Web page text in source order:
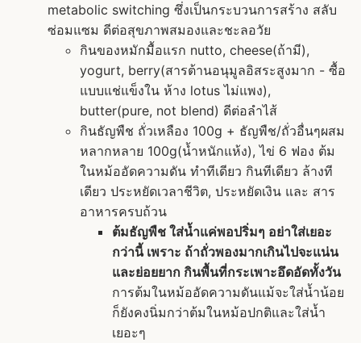
metabolic switching ซึ่งเป็นกระบวนการสร้าง สลับ
ซ่อมแซม ดีต่อสุขภาพสมองและชะลอวัย
กินของหมักมื้อแรก nutto, cheese(ถ้ามี),
yogurt, berry(สารต้านอนุมูลอิสระสูงมาก - ซื้อ
แบบแช่แข็งใน ห้าง lotus ไม่แพง),
butter(pure, not blend) ดีต่อลำไส้
กินธัญพืช ถั่วเหลือง 100g + ธัญพืช/ถั่วอื่นๆผสม
หลากหลาย 100g(น้ำหนักแห้ง), ไข่ 6 ฟอง ต้ม
ในหม้ออัดความดัน ทำทีเดียว กินทีเดียว ล้างที
เดียว ประหยัดเวลาชีวิต, ประหยัดเงิน และ สาร
อาหารครบถ้วน
ต้มธัญพืช ใส่น้ำแค่พอปริ่มๆ อย่าใส่เยอะ
กว่านี้ เพราะ ถ้าถั่วพองมากเกินไปจะแน่น
และย่อยยาก กินพื้นที่กระเพาะอึดอัดทั้งวัน
การต้มในหม้ออัดความดันแม้จะใส่น้ำน้อย
ก็ยังคงนิ่มกว่าต้มในหม้อปกติและใส่น้ำ
เยอะๆ